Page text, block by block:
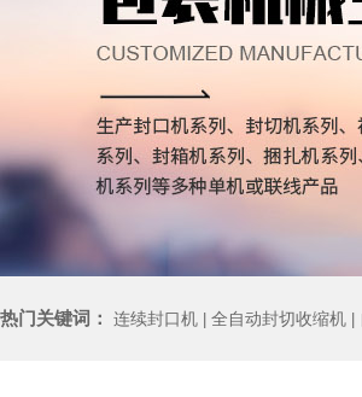
热门关键词： 连续封口机 全自动封切收缩机